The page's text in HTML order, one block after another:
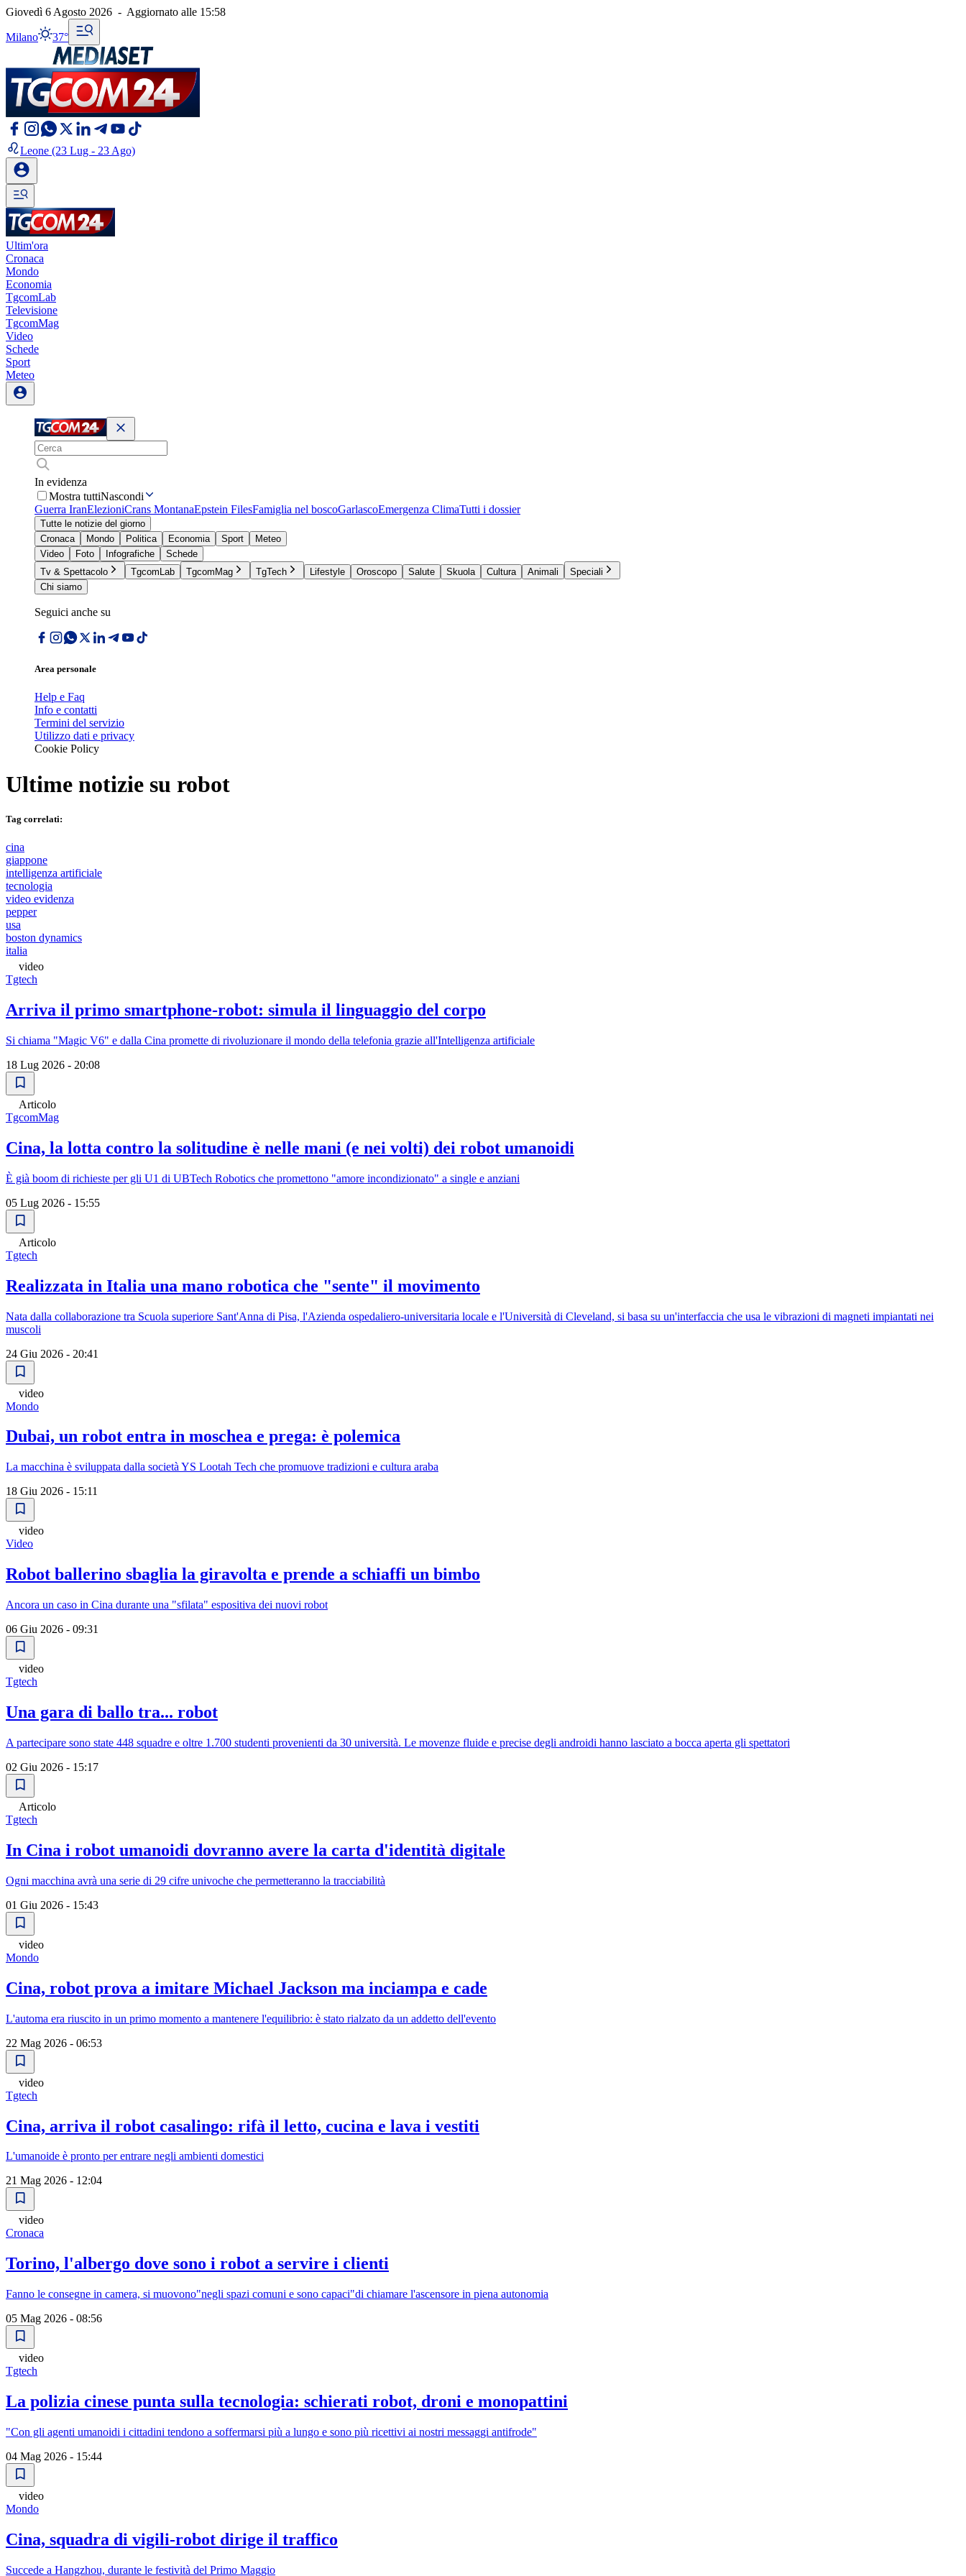
Giovedì 6 Agosto 2026 - Aggiornato alle 15:58
Milano 37°
Leone (23 Lug - 23 Ago)
Ultim'ora
Cronaca
Mondo
Economia
TgcomLab
Televisione
TgcomMag
Video
Schede
Sport
Meteo
In evidenza
Mostra tuttiNascondi
Guerra IranElezioniCrans MontanaEpstein FilesFamiglia nel boscoGarlascoEmergenza ClimaTutti i dossier
Tutte le notizie del giorno
Cronaca
Mondo Politica Economia Sport
Meteo
Video
Foto Infografiche
Schede
Tv & Spettacolo
TgcomLab TgcomMag TgTech Lifestyle Oroscopo Salute Skuola Cultura Animali
Speciali
Chi siamo
Seguici anche su
Area personale
Help e Faq
Info e contatti
Termini del servizio
Utilizzo dati e privacy
Cookie Policy
Ultime notizie su robot
Tag correlati:
cina
giappone
intelligenza artificiale
tecnologia
video evidenza
pepper
usa
boston dynamics
italia
video
Tgtech
Arriva il primo smartphone-robot: simula il linguaggio del corpo
Si chiama "Magic V6" e dalla Cina promette di rivoluzionare il mondo della telefonia grazie all'Intelligenza artificiale
18 Lug 2026 - 20:08
Articolo
TgcomMag
Cina, la lotta contro la solitudine è nelle mani (e nei volti) dei robot umanoidi
È già boom di richieste per gli U1 di UBTech Robotics che promettono "amore incondizionato" a single e anziani
05 Lug 2026 - 15:55
Articolo
Tgtech
Realizzata in Italia una mano robotica che "sente" il movimento
Nata dalla collaborazione tra Scuola superiore Sant'Anna di Pisa, l'Azienda ospedaliero-universitaria locale e l'Università di Cleveland, si basa su un'interfaccia che usa le vibrazioni di magneti impiantati nei
muscoli
24 Giu 2026 - 20:41
video
Mondo
Dubai, un robot entra in moschea e prega: è polemica
La macchina è sviluppata dalla società YS Lootah Tech che promuove tradizioni e cultura araba
18 Giu 2026 - 15:11
video
Video
Robot ballerino sbaglia la giravolta e prende a schiaffi un bimbo
Ancora un caso in Cina durante una "sfilata" espositiva dei nuovi robot
06 Giu 2026 - 09:31
video
Tgtech
Una gara di ballo tra... robot
A partecipare sono state 448 squadre e oltre 1.700 studenti provenienti da 30 università. Le movenze fluide e precise degli androidi hanno lasciato a bocca aperta gli spettatori
02 Giu 2026 - 15:17
Articolo
Tgtech
In Cina i robot umanoidi dovranno avere la carta d'identità digitale
Ogni macchina avrà una serie di 29 cifre univoche che permetteranno la tracciabilità
01 Giu 2026 - 15:43
video
Mondo
Cina, robot prova a imitare Michael Jackson ma inciampa e cade
L'automa era riuscito in un primo momento a mantenere l'equilibrio: è stato rialzato da un addetto dell'evento
22 Mag 2026 - 06:53
video
Tgtech
Cina, arriva il robot casalingo: rifà il letto, cucina e lava i vestiti
L'umanoide è pronto per entrare negli ambienti domestici
21 Mag 2026 - 12:04
video
Cronaca
Torino, l'albergo dove sono i robot a servire i clienti
Fanno le consegne in camera, si muovono"negli spazi comuni e sono capaci"di chiamare l'ascensore in piena autonomia
05 Mag 2026 - 08:56
video
Tgtech
La polizia cinese punta sulla tecnologia: schierati robot, droni e monopattini
"Con gli agenti umanoidi i cittadini tendono a soffermarsi più a lungo e sono più ricettivi ai nostri messaggi antifrode"
04 Mag 2026 - 15:44
video
Mondo
Cina, squadra di vigili-robot dirige il traffico
Succede a Hangzhou, durante le festività del Primo Maggio